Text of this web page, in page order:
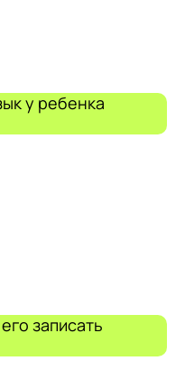
у ребенка
записать